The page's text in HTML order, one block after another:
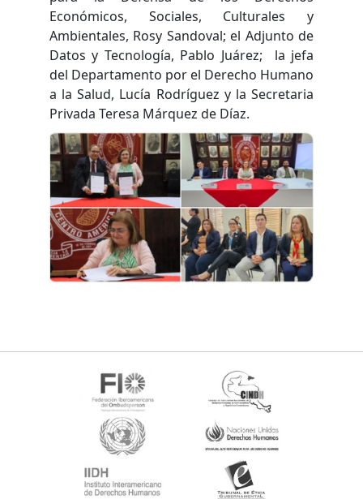
Económicos, Sociales, Culturales y
Ambientales, Rosy Sandoval; el Adjunto de
Datos y Tecnología, Pablo Juárez; la jefa
del Departamento por el Derecho Humano
a la Salud, Lucía Rodríguez y la Secretaria
Privada Teresa Márquez de Díaz.